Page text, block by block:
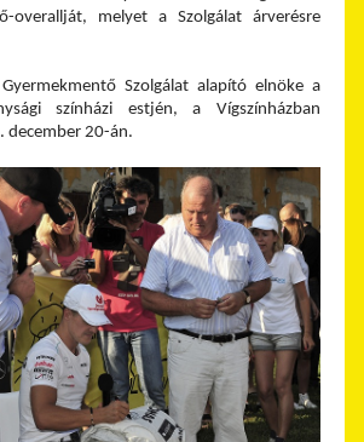
overallját, melyet a Szolgálat árverésre
Szolgálat alapító elnöke a
színházi estjén, a Vígszínházban
december 20-án.